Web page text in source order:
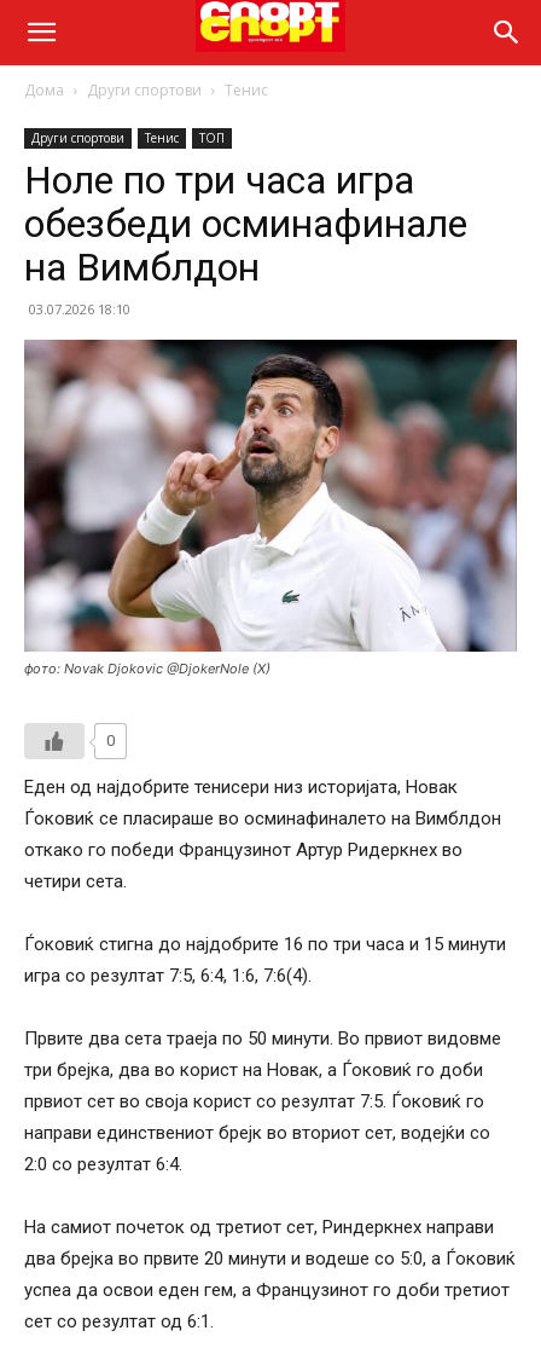
Дома Други спортови Тенис
Други спортови Тенис ТОП
Ноле по три часа игра
обезбеди осминафинале
на Вимблдон
03.07.2026 18:10
фото: Novak Djokovic @DjokerNole (X)
0
Еден од најдобрите тенисери низ историјата, Новак
Ѓоковиќ се пласираше во осминафиналето на Вимблдон
откако го победи Французинот Артур Ридеркнех во
четири сета.
Ѓоковиќ стигна до најдобрите 16 по три часа и 15 минути
игра со резултат 7:5, 6:4, 1:6, 7:6(4).
Првите два сета траеја по 50 минути. Во првиот видовме
три брејка, два во корист на Новак, а Ѓоковиќ го доби
првиот сет во своја корист со резултат 7:5. Ѓоковиќ го
направи единствениот брејк во вториот сет, водејќи со
2:0 со резултат 6:4.
На самиот почеток од третиот сет, Риндеркнех направи
два брејка во првите 20 минути и водеше со 5:0, а Ѓоковиќ
успеа да освои еден гем, а Французинот го доби третиот
сет со резултат од 6:1.